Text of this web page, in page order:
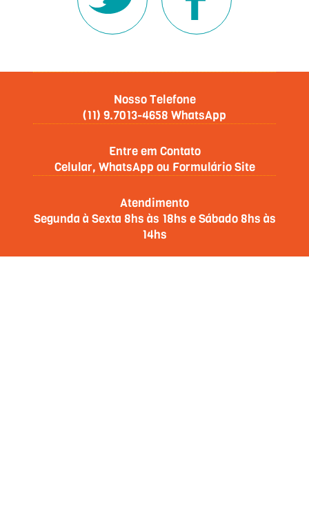
Nosso Telefone
(11) 9.7013-4658 WhatsApp
Entre em Contato
Celular, WhatsApp ou Formulário Site
Atendimento
Segunda à Sexta 8hs às 18hs e Sábado 8hs às
14hs